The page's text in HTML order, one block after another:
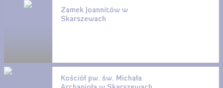
Zamek Joannitów w
Skarszewach
Kościół pw. św. Michała